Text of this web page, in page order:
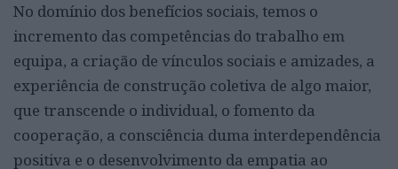
No domínio dos benefícios sociais, temos o
incremento das competências do trabalho em
equipa, a criação de vínculos sociais e amizades, a
experiência de construção coletiva de algo maior,
que transcende o individual, o fomento da
cooperação, a consciência duma interdependência
positiva e o desenvolvimento da empatia ao